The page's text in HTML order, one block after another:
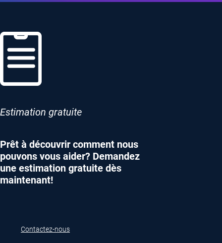
Estimation gratuite
Prêt à découvrir comment nous
pouvons vous aider? Demandez
une estimation gratuite dès
maintenant!
Contactez-nous